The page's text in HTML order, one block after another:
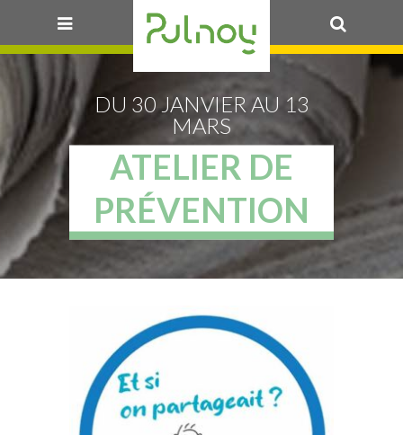
DU 30 JANVIER AU 13
MARS
ATELIER DE
PRÉVENTION